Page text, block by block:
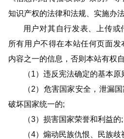
知识产权的法律和法规、实施办法
用户对其自行发表、上传或
所有用户不得在本站任何页面发
内容之一的信息，否则本站有权
（1）违反宪法确定的基本原
（2）危害国家安全，泄漏
破坏国家统一的;
（3）损害国家荣誉和利益的;
（4）煽动民族仇恨、民族